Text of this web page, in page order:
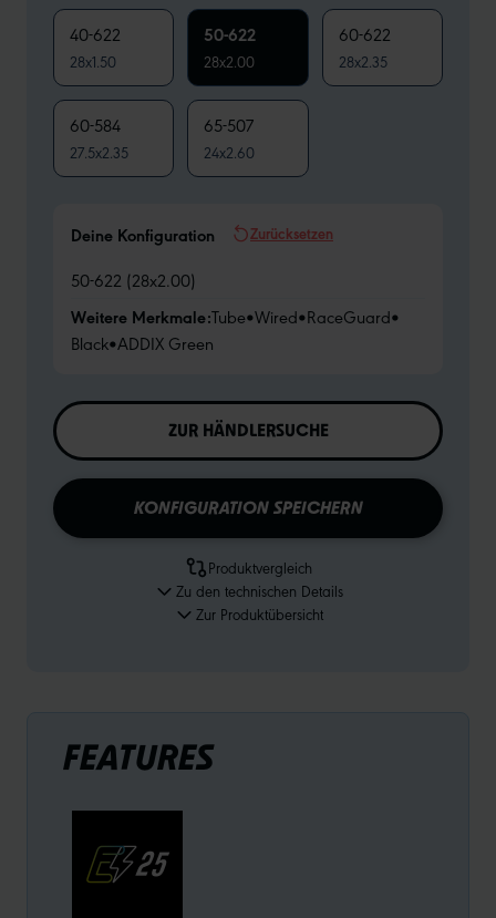
40-622
28x1.50
50-622
28x2.00
60-622
28x2.35
60-584
27.5x2.35
65-507
24x2.60
Deine Konfiguration Zurücksetzen
50-622 (28x2.00)
Weitere Merkmale:Tube•Wired•RaceGuard•
Black•ADDIX Green
ZUR HÄNDLERSUCHE
KONFIGURATION SPEICHERN
Produktvergleich
Zu den technischen Details
Zur Produktübersicht
FEATURES